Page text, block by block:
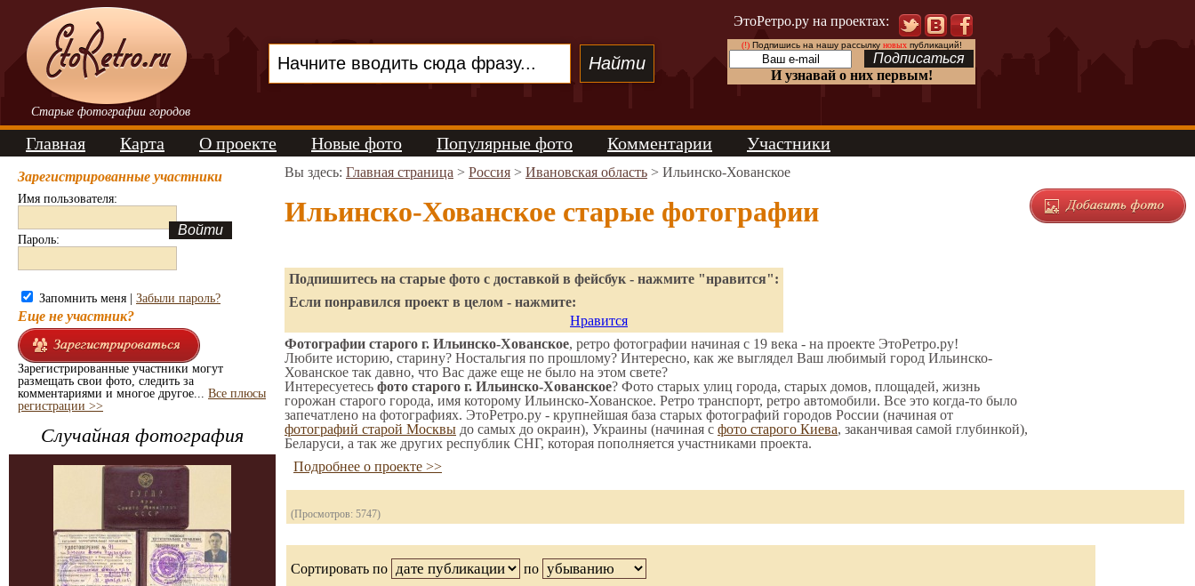
Старые фотографии городов
ЭтоРетро.ру на проектах:
(!)Подпишись на нашу рассылку новыхпубликаций!
И узнавай о них первым!
Главная Карта О проекте Новые фото Популярные фото Комментарии Участники
Зарегистрированные участники
Имя пользователя:
Пароль:
Запомнить меня | Забыли пароль?
Еще не участник?
Зарегистрированные участники могут
размещать свои фото, следить за
комментариями и многое другое... Все плюсы
регистрации >>
Случайная фотография
Вы здесь: Главная страница > Россия > Ивановская область > Ильинско-Хованское
Ильинско-Хованское старые фотографии
Подпишитесь на старые фото с доставкой в фейсбук - нажмите "нравится":
Если понравился проект в целом - нажмите:
Нравится
Фотографии старого г. Ильинско-Хованское, ретро фотографии начиная с 19 века - на проекте ЭтоРетро.ру!
Любите историю, старину? Ностальгия по прошлому? Интересно, как же выглядел Ваш любимый город Ильинско-
Хованское так давно, что Вас даже еще не было на этом свете?
Интересуетесь фото старого г. Ильинско-Хованское? Фото старых улиц города, старых домов, площадей, жизнь
горожан старого города, имя которому Ильинско-Хованское. Ретро транспорт, ретро автомобили. Все это когда-то было
запечатлено на фотографиях. ЭтоРетро.ру - крупнейшая база старых фотографий городов России (начиная от
фотографий старой Москвы до самых до окраин), Украины (начиная с фото старого Киева, заканчивая самой глубинкой),
Беларуси, а так же других республик СНГ, которая пополняется участниками проекта.
Подробнее о проекте >>
(Просмотров: 5747)
Сортировать по
по